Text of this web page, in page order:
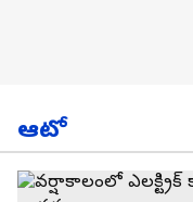
ఆటో